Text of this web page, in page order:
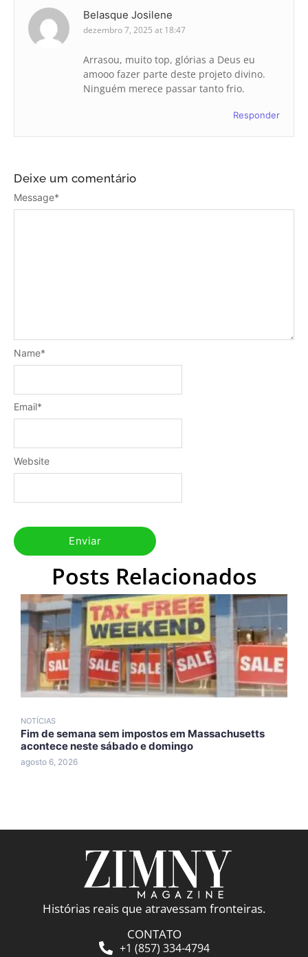
Belasque Josilene
dezembro 7, 2025 at 18:47
Arrasou, muito top, glórias a Deus eu
amooo fazer parte deste projeto divino.
Ninguém merece passar tanto frio.
Responder
Deixe um comentário
Message*
Name*
Email*
Website
Posts Relacionados
NOTÍCIAS
Fim de semana sem impostos em Massachusetts
acontece neste sábado e domingo
agosto 6, 2026
Histórias reais que atravessam fronteiras.
CONTATO
+1 (857) 334-4794